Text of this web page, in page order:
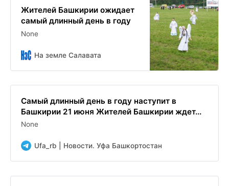
Жителей Башкирии ожидает
самый длинный день в году
None
На земле Салавата
Самый длинный день в году наступит в
Башкирии 21 июня Жителей Башкирии ждет...
None
Ufa_rb | Новости. Уфа Башкортостан